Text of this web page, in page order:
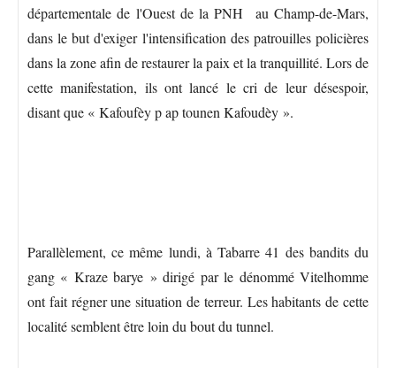
départementale de l'Ouest de la PNH au Champ-de-Mars,
dans le but d'exiger l'intensification des patrouilles policières
dans la zone afin de restaurer la paix et la tranquillité. Lors de
cette manifestation, ils ont lancé le cri de leur désespoir,
disant que « Kafoufèy p ap tounen Kafoudèy ».
Parallèlement, ce même lundi, à Tabarre 41 des bandits du
gang « Kraze barye » dirigé par le dénommé Vitelhomme
ont fait régner une situation de terreur. Les habitants de cette
localité semblent être loin du bout du tunnel.